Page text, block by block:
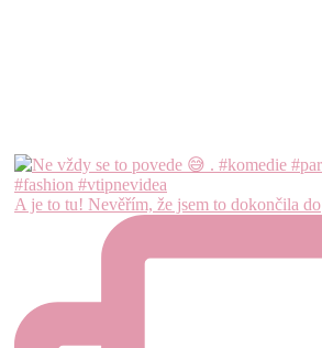
A je to tu! Nevěřím, že jsem to dokončila do